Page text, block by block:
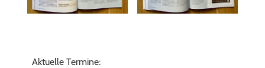
Aktuelle Termine: